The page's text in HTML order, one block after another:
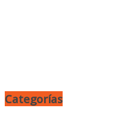
Categorías